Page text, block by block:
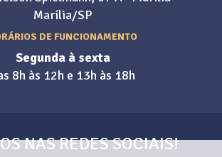
Marília/SP
DE FUNCIONAMENTO
Segunda à sexta
8h às 12h e 13h às 18h
NAS REDES SOCIAIS!